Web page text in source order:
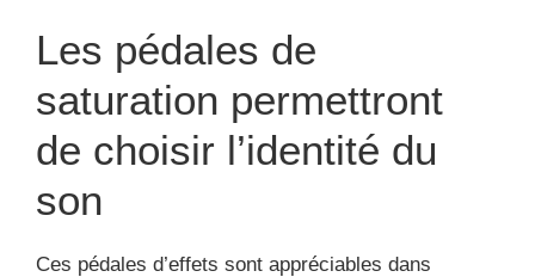
Les pédales de
saturation permettront
de choisir l’identité du
son
Ces pédales d’effets sont appréciables dans